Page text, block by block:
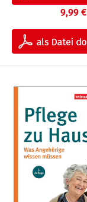
9,99 €